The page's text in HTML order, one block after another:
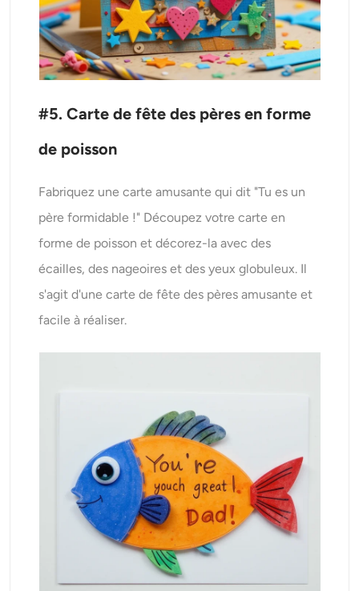
#5. Carte de fête des pères en forme
de poisson
Fabriquez une carte amusante qui dit "Tu es un
père formidable !" Découpez votre carte en
forme de poisson et décorez-la avec des
écailles, des nageoires et des yeux globuleux. Il
s'agit d'une carte de fête des pères amusante et
facile à réaliser.